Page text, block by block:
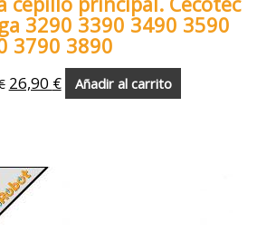
3290 3390 3490 3590
3790 3890
26,90 € Añadir al carrito